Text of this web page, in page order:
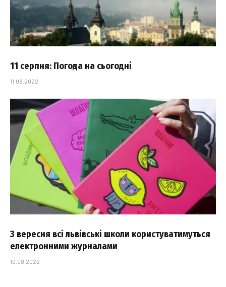
11 серпня: Погода на сьогодні
11.08.2022
З вересня всі львівські школи користуватимуться
електронними журналами
10.08.2022